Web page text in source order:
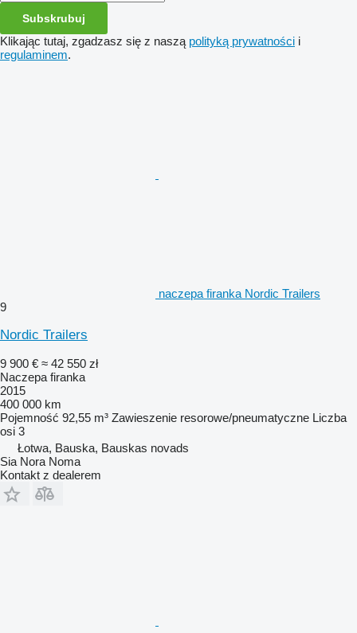
Subskrubuj
Klikając tutaj, zgadzasz się z naszą polityką prywatności i
regulaminem.
naczepa firanka Nordic Trailers
9
Nordic Trailers
9 900 € ≈ 42 550 zł
Naczepa firanka
2015
400 000 km
Pojemność 92,55 m³ Zawieszenie resorowe/pneumatyczne Liczba
osi 3
Łotwa, Bauska, Bauskas novads
Sia Nora Noma
Kontakt z dealerem